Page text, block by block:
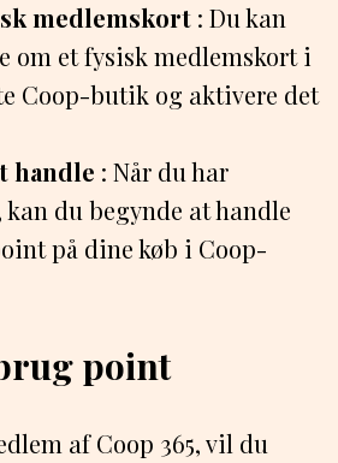
medlemskort : Du kan
om et fysisk medlemskort i
Coop-butik og aktivere det
handle : Når du har
du begynde at handle
på dine køb i Coop-
point
af Coop 365, vil du